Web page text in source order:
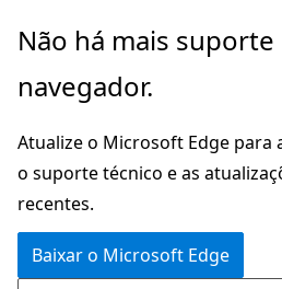
Pular
o
principal
Ignore
passe
a
navegação
na
página
Não há mais suporte
navegador.
Atualize o Microsoft Edge para
o suporte técnico e as
recentes.
Baixar o Microsoft Edge